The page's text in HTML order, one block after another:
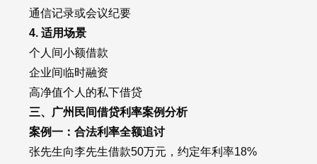
通信记录或会议纪要
4. 适用场景
个人间小额借款
企业间临时融资
高净值个人的私下借贷
三、广州民间借贷利率案例分析
案例一：合法利率全额追讨
张先生向李先生借款50万元，约定年利率18%